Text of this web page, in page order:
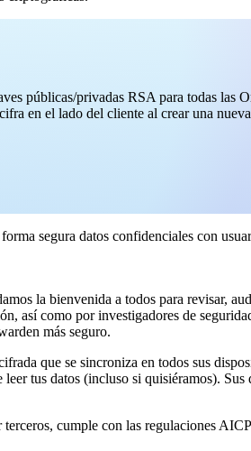
públicas/privadas RSA para todas las
en el lado del cliente al crear una
segura datos confidenciales con
la bienvenida a todos para revisar,
así como por investigadores de
más seguro.
que se sincroniza en todos sus
tus datos (incluso si quisiéramos).
cumple con las regulaciones